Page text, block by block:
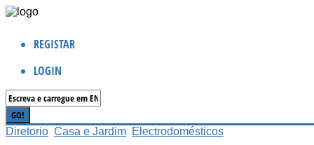
REGISTAR
LOGIN
Diretorio Casa e Jardim Electrodomésticos